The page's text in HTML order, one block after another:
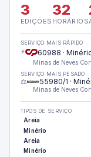
3
EDIÇÕES
32
HORÁRIOS
SERVIÇO MAIS RÁPIDO
⚡ 60988 ·
Minas de Neves
SERVIÇO MAIS PESADO
⚖️ 55980/1 ·
Minas de Neves
TIPOS DE SERVIÇO
Areia
Minério
Areia
Minério